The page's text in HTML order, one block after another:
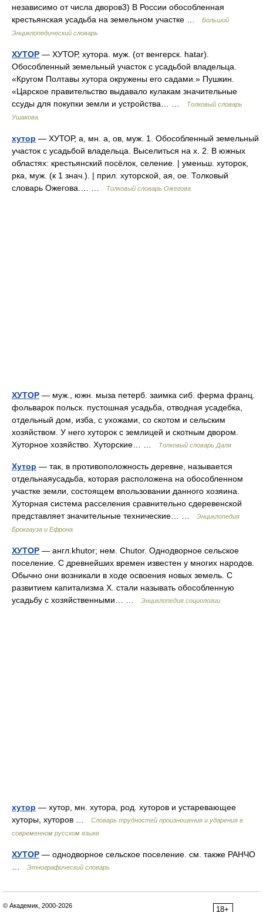
независимо от числа дворов3) В России обособленная
крестьянская усадьба на земельном участке …
Большой
Энциклопедический словарь
ХУТОР — ХУТОР, хутора. муж. (от венгерск. hatar).
Обособленный земельный участок с усадьбой владельца.
«Кругом Полтавы хутора окружены его садами.» Пушкин.
«Царское правительство выдавало кулакам значительные
ссуды для покупки земли и устройства… …
Толковый словарь
Ушакова
хутор — ХУТОР, а, мн. а, ов, муж. 1. Обособленный земельный
участок с усадьбой владельца. Выселиться на х. 2. В южных
областях: крестьянский посёлок, селение. | уменьш. хуторок,
рка, муж. (к 1 знач.). | прил. хуторской, ая, ое. Толковый
словарь Ожегова.… …
Толковый словарь Ожегова
ХУТОР — муж., южн. мыза петерб. заимка сиб. ферма франц.
фольварок польск. пустошная усадьба, отводная усадебка,
отдельный дом, изба, с ухожами, со скотом и сельским
хозяйством. У него хуторок с землицей и скотным двором.
Хуторное хозяйство. Хуторские… …
Толковый словарь Даля
Хутор — так, в противоположность деревне, называется
отдельнаяусадьба, которая расположена на обособленном
участке земли, состоящем впользовании данного хозяина.
Хуторная система расселения сравнительно сдеревенской
представляет значительные технические… …
Энциклопедия
Брокгауза и Ефрона
ХУТОР — англ.khutor; нем. Chutor. Однодворное сельское
поселение. С древнейших времен известен у многих народов.
Обычно они возникали в ходе освоения новых земель. С
развитием капитализма X. стали называть обособленную
усадьбу с хозяйственными… …
Энциклопедия социологии
хутор — хутор, мн. хутора, род. хуторов и устаревающее
хуторы, хуторов …
Словарь трудностей произношения и ударения в
современном русском языке
ХУТОР — однодворное сельское поселение. см. также РАНЧО
Этнографический словарь
18+
© Академик, 2000-2026